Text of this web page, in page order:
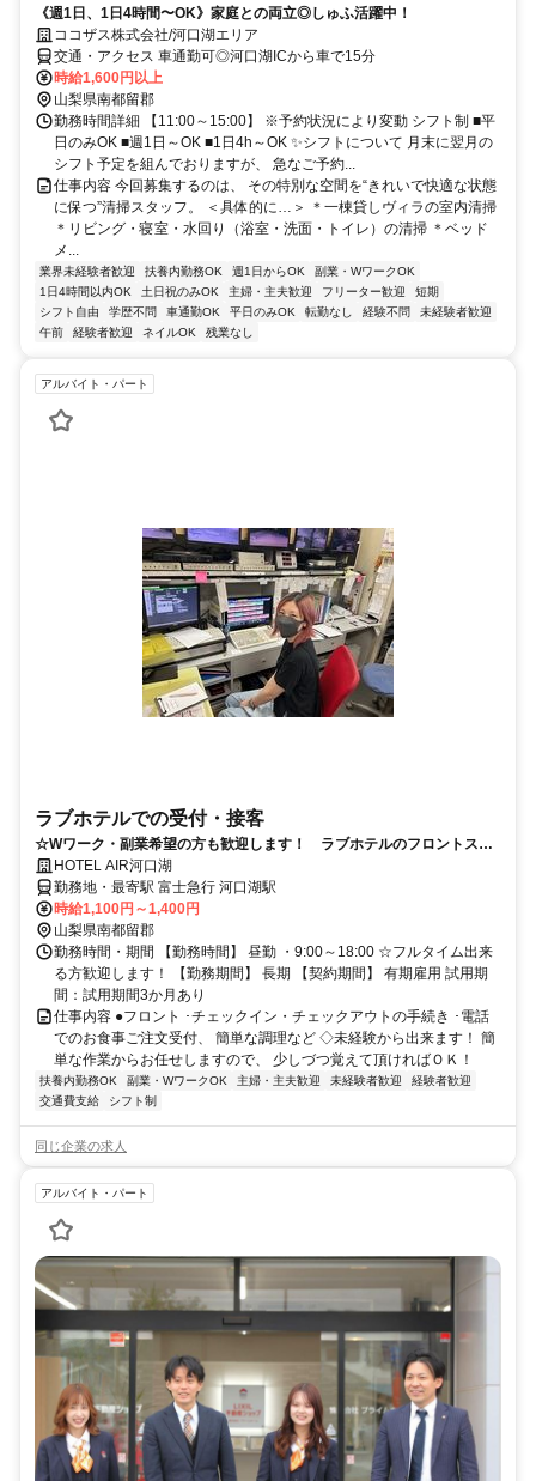
《週1日、1日4時間〜OK》家庭との両立◎しゅふ活躍中！
ココザス株式会社/河口湖エリア
交通・アクセス 車通勤可◎河口湖ICから車で15分
時給1,600円以上
山梨県南都留郡
勤務時間詳細 【11:00～15:00】 ※予約状況により変動 シフト制 ■平
日のみOK ■週1日～OK ■1日4h～OK ✨シフトについて 月末に翌月の
シフト予定を組んでおりますが、 急なご予約...
仕事内容 今回募集するのは、 その特別な空間を“きれいで快適な状態
に保つ”清掃スタッフ。 ＜具体的に…＞ ＊一棟貸しヴィラの室内清掃
＊リビング・寝室・水回り（浴室・洗面・トイレ）の清掃 ＊ベッド
メ...
業界未経験者歓迎 扶養内勤務OK 週1日からOK
副業・WワークOK
1日4時間以内OK
土日祝のみOK 主婦・主夫歓迎 フリーター歓迎
短期
シフト自由
学歴不問 車通勤OK 平日のみOK 転勤なし 経験不問
未経験者歓迎
午前
経験者歓迎 ネイルOK 残業なし
アルバイト・パート
ラブホテルでの受付・接客
☆Wワーク・副業希望の方も歓迎します！ ラブホテルのフロントスタ
ッフHOTEL AIR河口湖
勤務地・最寄駅 富士急行 河口湖駅
時給1,100円～1,400円
山梨県南都留郡
勤務時間・期間 【勤務時間】 昼勤 ・9:00～18:00 ☆フルタイム出来
る方歓迎します！ 【勤務期間】 長期 【契約期間】 有期雇用 試用期
間：試用期間3か月あり
仕事内容 ●フロント ･チェックイン・チェックアウトの手続き ･電話
でのお食事ご注文受付、 簡単な調理など ◇未経験から出来ます！ 簡
単な作業からお任せしますので、 少しづつ覚えて頂ければＯＫ！
扶養内勤務OK 副業・WワークOK 主婦・主夫歓迎 未経験者歓迎
経験者歓迎
交通費支給
シフト制
同じ企業の求人
アルバイト・パート